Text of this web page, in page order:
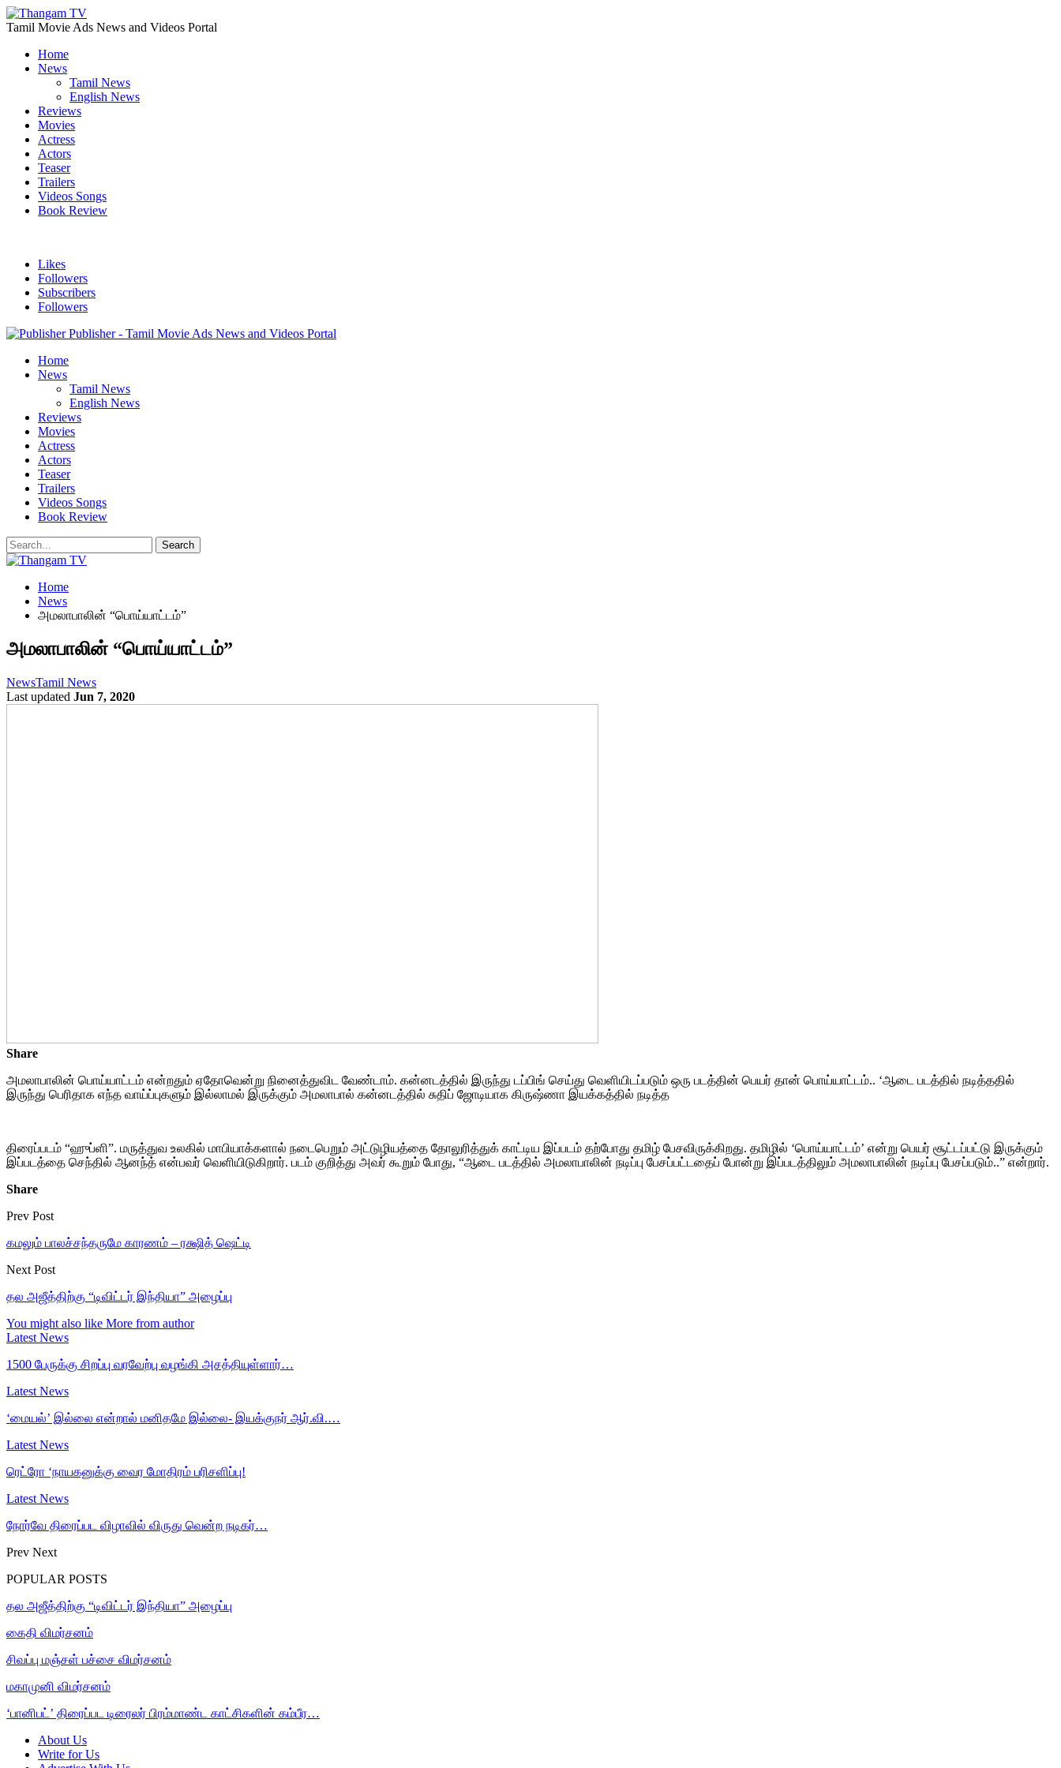
Tamil Movie Ads News and Videos Portal
Home
News
Tamil News
English News
Reviews
Movies
Actress
Actors
Teaser
Trailers
Videos Songs
Book Review
Likes
Followers
Subscribers
Followers
Publisher - Tamil Movie Ads News and Videos Portal
Home
News
Tamil News
English News
Reviews
Movies
Actress
Actors
Teaser
Trailers
Videos Songs
Book Review
Home
News
அமலாபாலின் “பொய்யாட்டம்”
அமலாபாலின் “பொய்யாட்டம்”
NewsTamil News
Last updated Jun 7, 2020
Share
அமலாபாலின் பொய்யாட்டம் என்றதும் ஏதோவென்று நினைத்துவிட வேண்டாம். கன்னடத்தில் இருந்து டப்பிங் செய்து வெளியிடப்படும் ஒரு படத்தின் பெயர் தான் பொய்யாட்டம்.. ‘ஆடை படத்தில் நடித்ததில்
இருந்து பெரிதாக எந்த வாய்ப்புகளும் இல்லாமல் இருக்கும் அமலாபால் கன்னடத்தில் சுதிப் ஜோடியாக கிருஷ்ணா இயக்கத்தில் நடித்த
திரைப்படம் “ஹுப்ளி”. மருத்துவ உலகில் மாபியாக்களால் நடைபெறும் அட்டுழியத்தை தோலுரித்துக் காட்டிய இப்படம் தற்போது தமிழ் பேசவிருக்கிறது. தமிழில் ‘பொய்யாட்டம்’ என்று பெயர் சூட்டப்பட்டு இருக்கும்
இப்படத்தை செந்தில் ஆனந்த் என்பவர் வெளியிடுகிறார். படம் குறித்து அவர் கூறும் போது, “ஆடை படத்தில் அமலாபாலின் நடிப்பு பேசப்பட்டதைப் போன்று இப்படத்திலும் அமலாபாலின் நடிப்பு பேசப்படும்..” என்றார்.
Share
Prev Post
கமலும் பாலச்சந்தருமே காரணம் – ரக்ஷித் ஷெட்டி
Next Post
தல அஜீத்திற்கு “டிவிட்டர் இந்தியா” அழைப்பு
You might also like More from author
Latest News
1500 பேருக்கு சிறப்பு வரவேற்பு வழங்கி அசத்தியுள்ளார்…
Latest News
‘மையல்’ இல்லை என்றால் மனிதமே இல்லை- இயக்குநர் ஆர்.வி.…
Latest News
ரெட்ரோ ‘நாயகனுக்கு வைர மோதிரம் பரிசளிப்பு!
Latest News
நோர்வே திரைப்பட விழாவில் விருது வென்ற நடிகர்…
Prev Next
POPULAR POSTS
தல அஜீத்திற்கு “டிவிட்டர் இந்தியா” அழைப்பு
கைதி விமர்சனம்
சிவப்பு மஞ்சள் பச்சை விமர்சனம்
மகாமுனி விமர்சனம்
‘பானிபட்’ திரைப்பட டிரைலர் பிரம்மாண்ட காட்சிகளின் கம்பீர…
About Us
Write for Us